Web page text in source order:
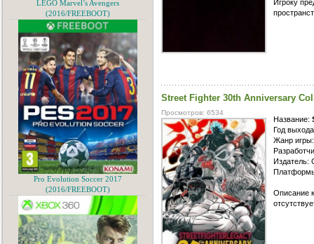
Игроку
Street Fighter 30th Anniversary
Просмотров: 6534
Название:
Год
Жанр
Издатель:
Описание
LEGO Marvel’s Avengers
(2016/FREEBOOT)
Pro Evolution Soccer 2017
(2016/FREEBOOT)